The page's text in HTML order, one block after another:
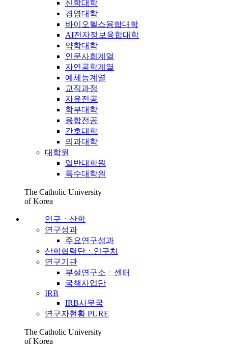
신학대학
경영대학
바이오헬스융합대학
AI전자정보융합대학
약학대학
인문사회계열
자연공학계열
예체능계열
교직과정
자유전공
학부대학
융합전공
간호대학
의과대학
대학원
일반대학원
특수대학원
The Catholic University
of Korea
연구ㆍ산학
연구성과
주요연구성과
산학협력단ㆍ연구처
연구기관
부설연구소ㆍ센터
국책사업단
IRB
IRB사무국
연구자현황 PURE
The Catholic University
of Korea